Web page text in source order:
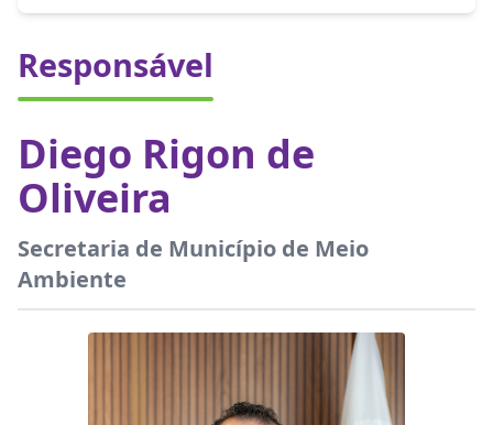
Responsável
Diego Rigon de
Oliveira
Secretaria de Município de Meio
Ambiente